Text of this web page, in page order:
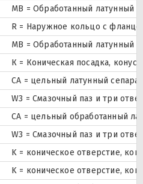
MB = Обработанный латунный
R = Наружное кольцо с
MB = Обработанный латунный
К = Коническая посадка,
CA = цельный латунный
W3 = Смазочный паз и три
CA = цельный обработанный
W3 = Смазочный паз и три
K = коническое отверстие,
K = коническое отверстие,